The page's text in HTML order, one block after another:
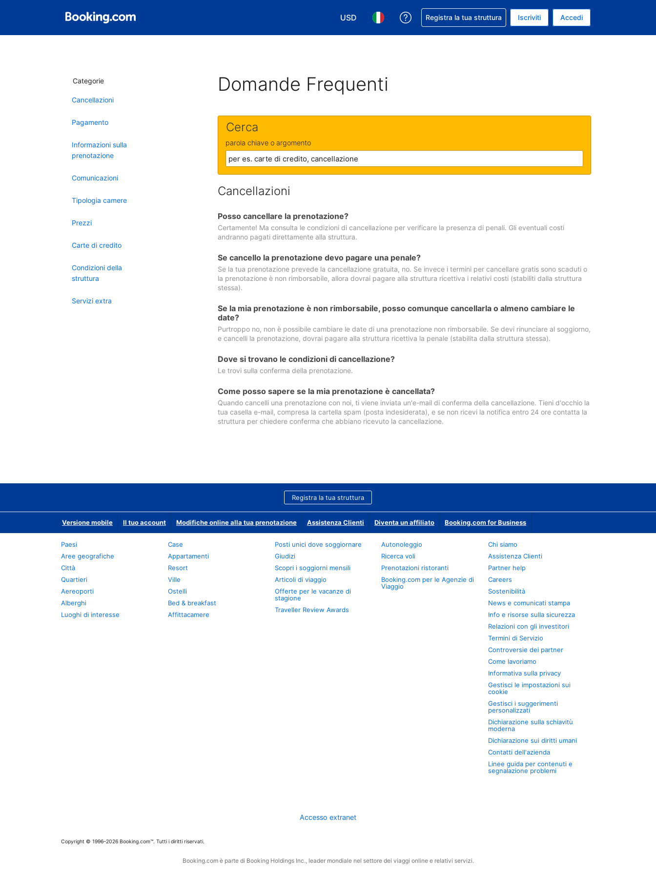
USD
Scegli la tua valuta. Valuta attuale: Dollaro statunitense
Scegli la tua lingua. Lingua attuale: Italiano
Ricevi aiuto con la prenotazione
Registra la tua struttura Iscriviti Accedi
Categorie
Cancellazioni
Pagamento
Informazioni sulla
prenotazione
Comunicazioni
Tipologia camere
Prezzi
Carte di credito
Condizioni della
struttura
Servizi extra
Domande Frequenti
Cerca
parola chiave o argomento
Cancellazioni
Posso cancellare la prenotazione?
Certamente! Ma consulta le condizioni di cancellazione per verificare la presenza di penali. Gli eventuali costi
andranno pagati direttamente alla struttura.
Se cancello la prenotazione devo pagare una penale?
Se la tua prenotazione prevede la cancellazione gratuita, no. Se invece i termini per cancellare gratis sono scaduti o
la prenotazione è non rimborsabile, allora dovrai pagare alla struttura ricettiva i relativi costi (stabiliti dalla struttura
stessa).
Se la mia prenotazione è non rimborsabile, posso comunque cancellarla o almeno cambiare le
date?
Purtroppo no, non è possibile cambiare le date di una prenotazione non rimborsabile. Se devi rinunciare al soggiorno,
e cancelli la prenotazione, dovrai pagare alla struttura ricettiva la penale (stabilita dalla struttura stessa).
Dove si trovano le condizioni di cancellazione?
Le trovi sulla conferma della prenotazione.
Come posso sapere se la mia prenotazione è cancellata?
Quando cancelli una prenotazione con noi, ti viene inviata un'e-mail di conferma della cancellazione. Tieni d'occhio la
tua casella e-mail, compresa la cartella spam (posta indesiderata), e se non ricevi la notifica entro 24 ore contatta la
struttura per chiedere conferma che abbiano ricevuto la cancellazione.
Registra la tua struttura
Versione mobile Il tuo account Modifiche online alla tua prenotazione Assistenza Clienti Diventa un affiliato Booking.com for Business
Paesi
Aree geografiche
Città
Quartieri
Aereoporti
Alberghi
Luoghi di interesse
Case
Appartamenti
Resort
Ville
Ostelli
Bed & breakfast
Affittacamere
Posti unici dove soggiornare
Giudizi
Scopri i soggiorni mensili
Articoli di viaggio
Offerte per le vacanze di
stagione
Traveller Review Awards
Autonoleggio
Ricerca voli
Prenotazioni ristoranti
Booking.com per le Agenzie di
Viaggio
Chi siamo
Assistenza Clienti
Partner help
Careers
Sostenibilità
News e comunicati stampa
Info e risorse sulla sicurezza
Relazioni con gli investitori
Termini di Servizio
Controversie dei partner
Come lavoriamo
Informativa sulla privacy
Gestisci le impostazioni sui
cookie
Gestisci i suggerimenti
personalizzati
Dichiarazione sulla schiavitù
moderna
Dichiarazione sui diritti umani
Contatti dell'azienda
Linee guida per contenuti e
segnalazione problemi
Accesso extranet
Copyright © 1996–2026 Booking.com™. Tutti i diritti riservati.
Booking.com è parte di Booking Holdings Inc., leader mondiale nel settore dei viaggi online e relativi servizi.